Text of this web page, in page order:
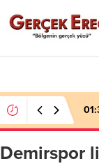
Demirspor